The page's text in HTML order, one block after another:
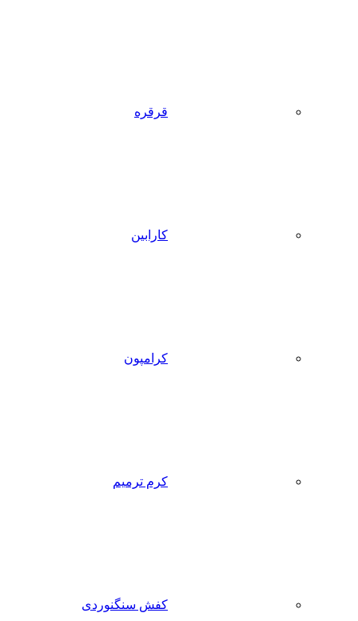
قرقره
کارابین
کرامپون
کرم ترمیم
کفش سنگنوردی